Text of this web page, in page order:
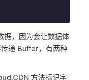
据，因为会让数据体
递 Buffer，有两种
方法标记字